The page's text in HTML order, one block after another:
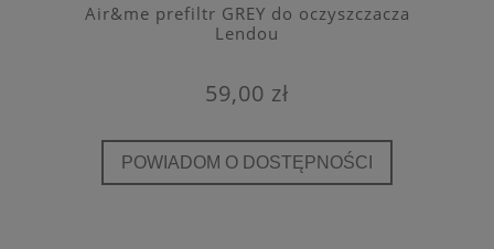
Air&me prefiltr GREY do oczyszczacza
Lendou
59,00 zł
POWIADOM O DOSTĘPNOŚCI